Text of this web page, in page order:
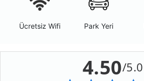
Ücretsiz Wifi Park Yeri
4.50/5.0